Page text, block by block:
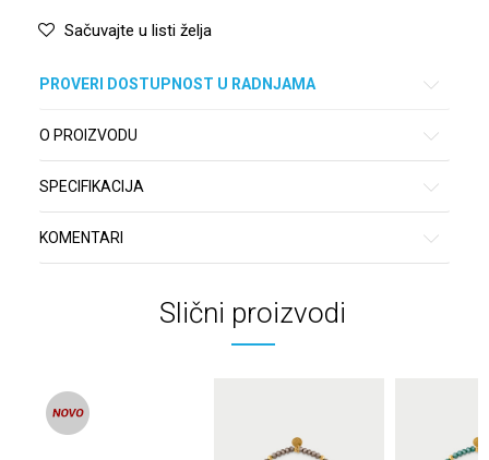
Sačuvajte u listi želja
PROVERI DOSTUPNOST U RADNJAMA
O PROIZVODU
SPECIFIKACIJA
KOMENTARI
Slični proizvodi